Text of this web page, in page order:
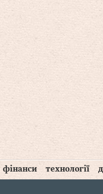
фінанси технології